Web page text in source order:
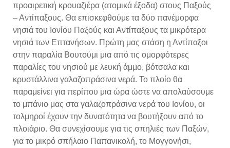
προαιρετική κρουαζιέρα (ατομικά έξοδα) στους Παξούς
– Αντίπαξους. Θα επισκεφθούμε τα δύο πανέμορφα
νησιά του Ιονίου Παξούς και Αντίπαξους τα μικρότερα
νησιά των Επτανήσων. Πρώτη μας στάση η Αντίπαξοι
στην παραλία Βουτούμι μια από τις ομορφότερες
παραλίες του νησιού με λευκή άμμο, βότσαλα και
κρυστάλλινα γαλαζοπράσινα νερά. Το πλοίο θα
παραμείνει για περίπου μια ώρα ώστε να απολαύσουμε
το μπάνιο μας στα γαλαζοπράσινα νερά του Ιονίου, οι
τολμηροί έχουν την δυνατότητα να βουτήξουν από το
πλοιάριο. Θα συνεχίσουμε για τις σπηλιές των Παξών,
για το μικρό σπήλαιο Παπανικολή, το Μογγονήσι,